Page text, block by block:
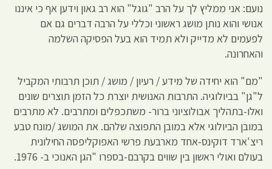
נועם: אני ממליץ לך על הרב "גוגל" הוא רב גאון וידען אף כי איננו
אנושי והוא נותן מושג ראשוני וכללי על הרבה דברים גם אם
לפעמים לא מדייק ולא תמיד הוא בעל הפסיקה השלמה
והאחרונה.
"מם" הוא יחידה של מידע / רעיון / מושג / תוכן תרבותי המקביל
ל"גן" בביולוגיה. התרבות האנושית יוצרת כל הזמן תוצרים שונים
ואלו-בתהליך אבולוציוני ברור- משתכפלים ומתרבים. לא מתרבים
במובן הביולוגי אלא במובן התפוצה שלהם. את המושג /מונח טבע
ריצ'ארד דוקינס-אחד מארבעת פרשי האפוקליפסה החילונית
בעולם ואולי ראשון בין שווים בקרבם-בספרו "הגן האנוכי ב- 1976.